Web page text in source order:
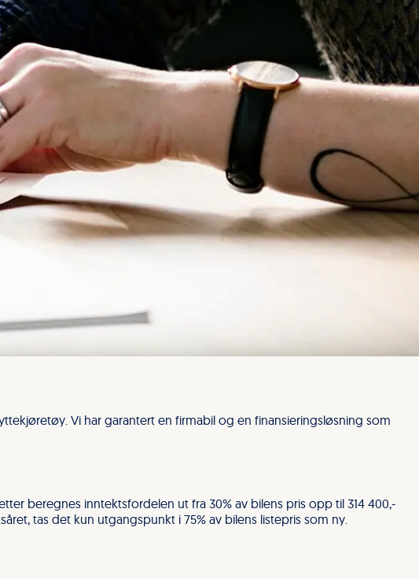
Vi har garantert en firmabil og en finansieringsløsning som
beregnes inntektsfordelen ut fra 30% av bilens pris opp til 314 400,-
tas det kun utgangspunkt i 75% av bilens listepris som ny.